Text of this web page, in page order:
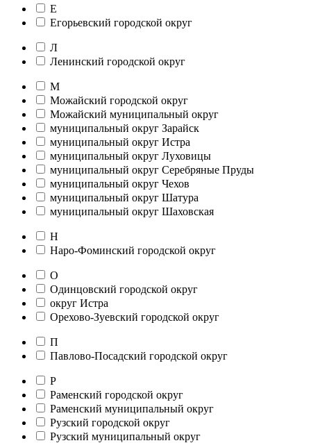
Е
Егорьевский городской округ
Л
Ленинский городской округ
М
Можайский городской округ
Можайский муниципальный округ
муниципальный округ Зарайск
муниципальный округ Истра
муниципальный округ Луховицы
муниципальный округ Серебряные Пруды
муниципальный округ Чехов
муниципальный округ Шатура
муниципальный округ Шаховская
Н
Наро-Фоминский городской округ
О
Одинцовский городской округ
округ Истра
Орехово-Зуевский городской округ
П
Павлово-Посадский городской округ
Р
Раменский городской округ
Раменский муниципальный округ
Рузский городской округ
Рузский муниципальный округ